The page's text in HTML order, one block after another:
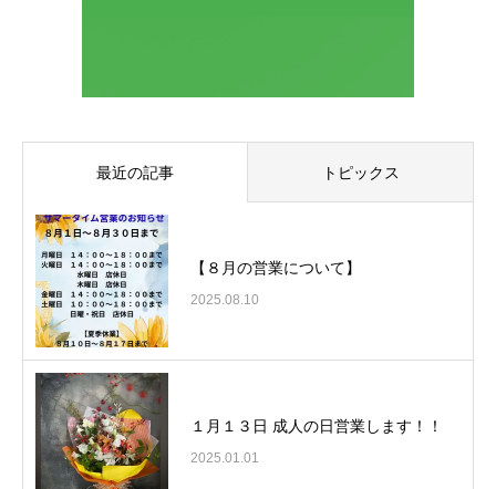
最近の記事 トピックス
【８月の営業について】
2025.08.10
１月１３日 成人の日営業します！！
2025.01.01